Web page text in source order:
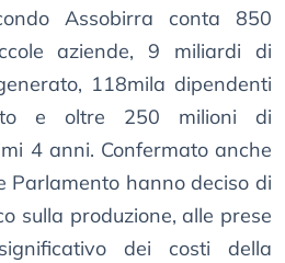
Assobirra conta 850
aziende, 9 miliardi di
118mila dipendenti
e oltre 250 milioni di
4 anni. Confermato anche
Parlamento hanno deciso di
sulla produzione, alle prese
dei costi della